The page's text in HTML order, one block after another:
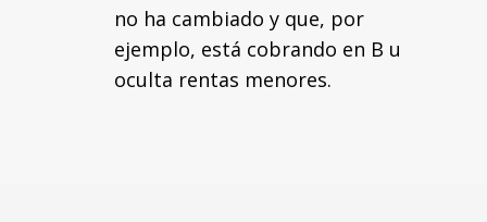
no ha cambiado y que, por
ejemplo, está cobrando en B u
oculta rentas menores.